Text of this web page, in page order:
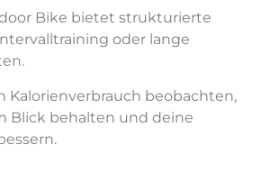
Bike bietet strukturierte
oder lange
Kalorienverbrauch beobachten,
Blick behalten und deine